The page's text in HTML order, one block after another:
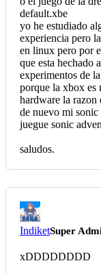
default.xbe
yo he estudiado
experiencia pero
en linux pero por
que esta hechado
experimentos de
porque la xbox es
hardware la razon
de nuevo mi sonic
juegue sonic
saludos.
IndiketSuper
xDDDDDDDD